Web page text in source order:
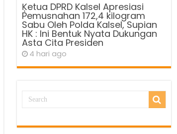
Ķetua DPRD Kalsel Apresiasi
Pemusnahan 172,4 kilogram
Sabu Oleh Polda Kalsel, Supian
HK : Ini Bentuk Nyata Dukungan
Asta Cita Presiden
4 hari ago